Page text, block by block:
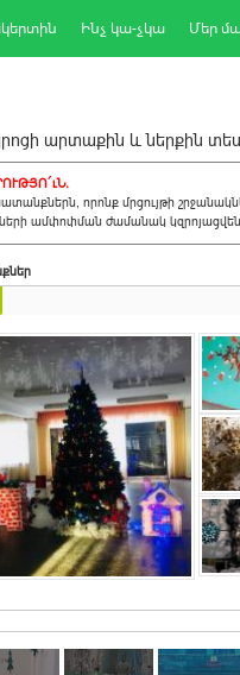
Ինչ կա-չկա Մեր
արտաքին և ներքին
որոնք մրցույթի
ամփոփման ժամանակ